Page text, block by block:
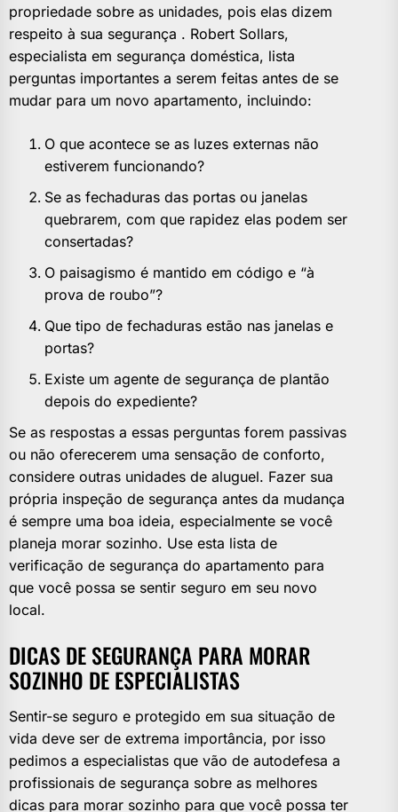
propriedade sobre as unidades, pois elas dizem
respeito à sua segurança . Robert Sollars,
especialista em segurança doméstica, lista
perguntas importantes a serem feitas antes de se
mudar para um novo apartamento, incluindo:
O que acontece se as luzes externas não
estiverem funcionando?
Se as fechaduras das portas ou janelas
quebrarem, com que rapidez elas podem ser
consertadas?
O paisagismo é mantido em código e “à
prova de roubo”?
Que tipo de fechaduras estão nas janelas e
portas?
Existe um agente de segurança de plantão
depois do expediente?
Se as respostas a essas perguntas forem passivas
ou não oferecerem uma sensação de conforto,
considere outras unidades de aluguel. Fazer sua
própria inspeção de segurança antes da mudança
é sempre uma boa ideia, especialmente se você
planeja morar sozinho. Use esta lista de
verificação de segurança do apartamento para
que você possa se sentir seguro em seu novo
local.
DICAS DE SEGURANÇA PARA MORAR
SOZINHO DE ESPECIALISTAS
Sentir-se seguro e protegido em sua situação de
vida deve ser de extrema importância, por isso
pedimos a especialistas que vão de autodefesa a
profissionais de segurança sobre as melhores
dicas para morar sozinho para que você possa ter